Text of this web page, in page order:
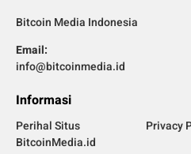
Bitcoin Media Indonesia
Email:
info@bitcoinmedia.id
Informasi
Perihal Situs
BitcoinMedia.id
Privacy